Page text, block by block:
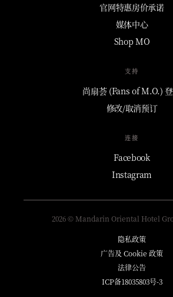
官网特惠房价承诺
媒体中心
Shop MO
支持
尚扇荟 (Fans of M.O.)
修改/取消预订
连接
Facebook
Instagram
2026 © Mandarin Oriental Hotel
隐私政策
广告及 Cookie 政策
法律公告
ICP备18035803号-3